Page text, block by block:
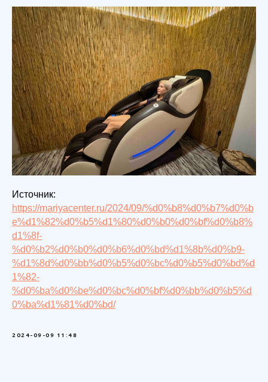
Источник:
https://mariyacenter.ru/2024/09/%d0%b8%d0%b7%d0%b
e%d1%82%d0%b5%d1%80%d0%b0%d0%bf%d0%b8%
d1%8f-
%d0%b2%d0%b0%d0%b6%d0%bd%d1%8b%d0%b9-
%d1%8d%d0%bb%d0%b5%d0%bc%d0%b5%d0%bd%d
1%82-
%d0%ba%d0%be%d0%bc%d0%bf%d0%bb%d0%b5%d
0%ba%d1%81%d0%bd/
2024-09-09 11:48